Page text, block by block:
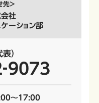
先＞
社
ーション部
）
～17:00